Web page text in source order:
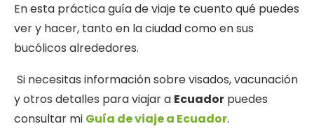
En esta práctica guía de viaje te cuento qué puedes
ver y hacer, tanto en la ciudad como en sus
bucólicos alrededores.
Si necesitas información sobre visados, vacunación
y otros detalles para viajar a Ecuador puedes
consultar mi Guía de viaje a Ecuador.